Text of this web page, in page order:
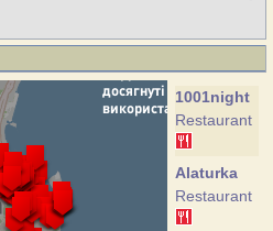
1001night
Restaurant
Alaturka
Restaurant